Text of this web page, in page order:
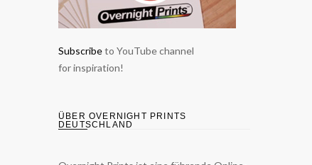
Subscribeto YouTube channel
for inspiration!
ÜBER OVERNIGHT PRINTS
DEUTSCHLAND